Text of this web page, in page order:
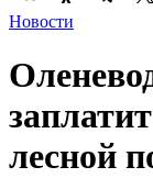
Новости
лесной